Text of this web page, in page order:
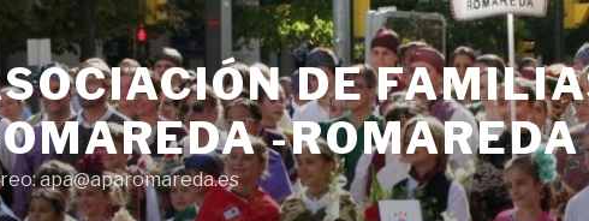
DE
-ROMAREDA
apa@aparomareda.es